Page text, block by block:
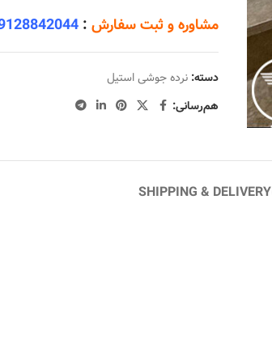
مشاوره و ثبت سفارش:
دسته: نرده جوشی استیل
هم‌رسانی:
SHIPPING & DELIVERY